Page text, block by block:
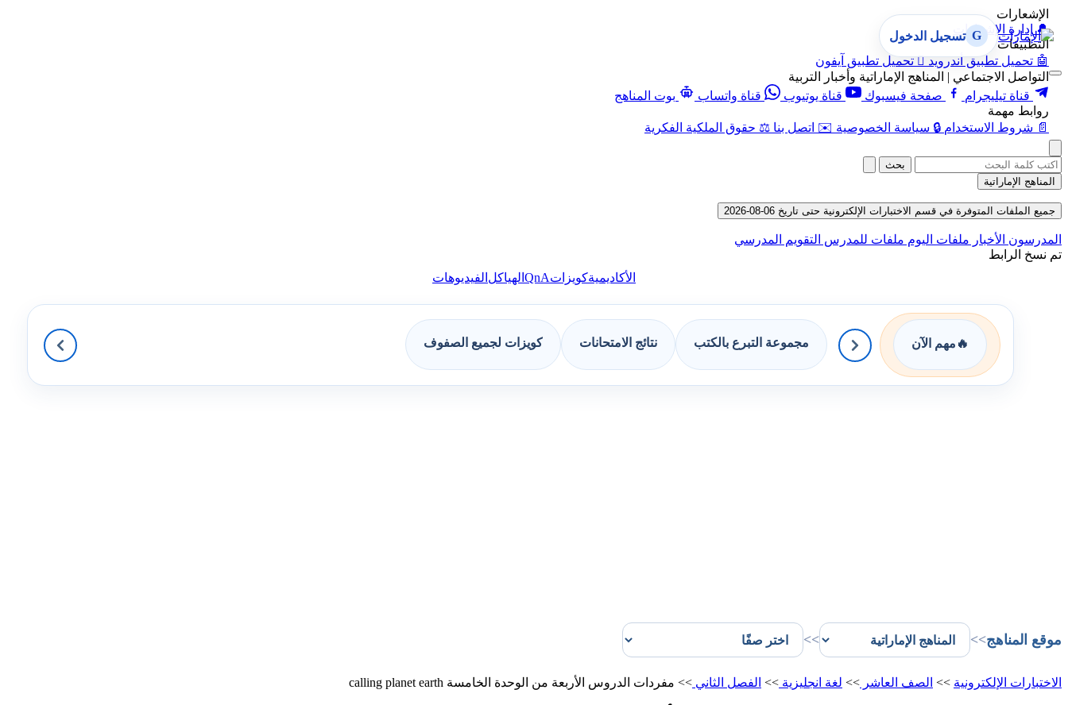
الإشعارات
🔔 إدارة الإشعارات
التطبيقات
🤖 تحميل تطبيق أندرويد  تحميل تطبيق آيفون
التواصل الاجتماعي | المناهج الإماراتية وأخبار التربية
قناة تيليجرام
صفحة فيسبوك قناة يوتيوب قناة واتساب
بوت المناهج
روابط مهمة
📄 شروط الاستخدام 🔒 سياسة الخصوصية ✉️ اتصل بنا ⚖️ حقوق الملكية الفكرية
G تسجيل الدخول
بحث
المناهج الإماراتية
جميع الملفات المتوفرة في قسم الاختبارات الإلكترونية حتى تاريخ 06-08-2026
المدرسون الأخبار ملفات اليوم ملفات للمدرس التقويم المدرسي
تم نسخ الرابط
الأكاديميةكويزاتQnA الهياكل الفيديوهات
🔥 مهم الآن مجموعة التبرع بالكتب نتائج الامتحانات كويزات لجميع الصفوف
موقع المناهج>>
>>
الاختبارات الإلكترونية >> الصف العاشر >> لغة انجليزية >> الفصل الثاني >> مفردات الدروس الأربعة من الوحدة الخامسة calling planet earth